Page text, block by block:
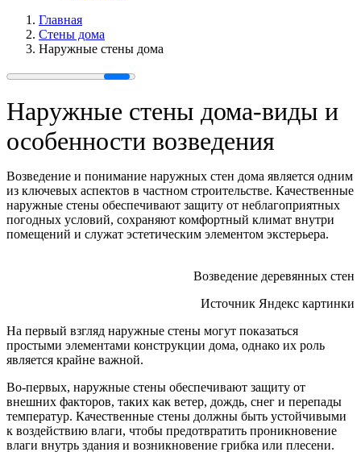
Главная
Стены дома
Наружные стены дома
Наружные стены дома-виды и
особенности возведения
Возведение и понимание наружных стен дома является одним
из ключевых аспектов в частном строительстве. Качественные
наружные стены обеспечивают защиту от неблагоприятных
погодных условий, сохраняют комфортный климат внутри
помещений и служат эстетическим элементом экстерьера.
Возведение деревянных стен
Источник Яндекс картинки
На первый взгляд наружные стены могут показаться
простыми элементами конструкции дома, однако их роль
является крайне важной.
Во-первых, наружные стены обеспечивают защиту от
внешних факторов, таких как ветер, дождь, снег и перепады
температур. Качественные стены должны быть устойчивыми
к воздействию влаги, чтобы предотвратить проникновение
влаги внутрь здания и возникновение грибка или плесени.